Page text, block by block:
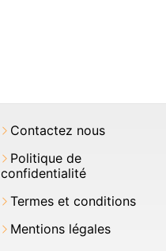
Contactez nous
Politique de
confidentialité
Termes et conditions
Mentions légales